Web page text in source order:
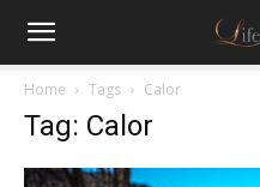
Home Tags Calor
Tag: Calor